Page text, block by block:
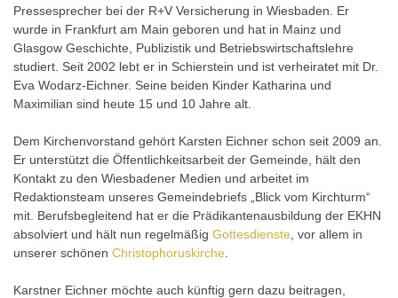
Pressesprecher bei der R+V Versicherung in Wiesbaden. Er
wurde in Frankfurt am Main geboren und hat in Mainz und
Glasgow Geschichte, Publizistik und Betriebswirtschaftslehre
studiert. Seit 2002 lebt er in Schierstein und ist verheiratet mit Dr.
Eva Wodarz-Eichner. Seine beiden Kinder Katharina und
Maximilian sind heute 15 und 10 Jahre alt.
Dem Kirchenvorstand gehört Karsten Eichner schon seit 2009 an.
Er unterstützt die Öffentlichkeitsarbeit der Gemeinde, hält den
Kontakt zu den Wiesbadener Medien und arbeitet im
Redaktionsteam unseres Gemeindebriefs „Blick vom Kirchturm“
mit. Berufsbegleitend hat er die Prädikantenausbildung der EKHN
absolviert und hält nun regelmäßig Gottesdienste , vor allem in
unserer schönen Christophoruskirche
Karstner Eichner möchte auch künftig gern dazu beitragen,